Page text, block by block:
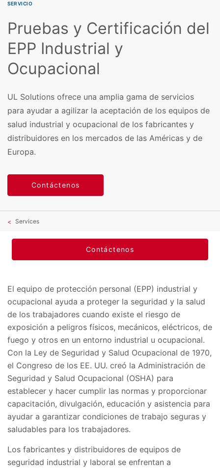
SERVICIO
Pruebas y Certificación del
EPP Industrial y
Ocupacional
UL Solutions ofrece una amplia gama de servicios
para ayudar a agilizar la aceptación de los equipos de
salud industrial y ocupacional de los fabricantes y
distribuidores en los mercados de las Américas y de
Europa.
Contáctenos
Services
Contáctenos
El equipo de protección personal (EPP) industrial y
ocupacional ayuda a proteger la seguridad y la salud
de los trabajadores cuando existe el riesgo de
exposición a peligros físicos, mecánicos, eléctricos, de
fuego y otros en un entorno industrial u ocupacional.
Con la Ley de Seguridad y Salud Ocupacional de 1970,
el Congreso de los EE. UU. creó la Administración de
Seguridad y Salud Ocupacional (OSHA) para
establecer y hacer cumplir las normas y proporcionar
capacitación, divulgación, educación y asistencia para
ayudar a garantizar condiciones de trabajo seguras y
saludables para los trabajadores.
Los fabricantes y distribuidores de equipos de
seguridad industrial y laboral se enfrentan a